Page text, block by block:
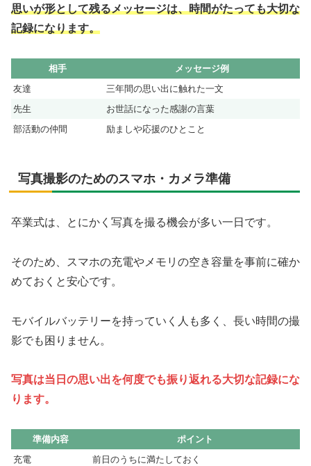
思いが形として残るメッセージは、時間がたっても大切な
記録になります。
相手
メッセージ例
友達
三年間の思い出に触れた一文
先生
お世話になった感謝の言葉
部活動の仲間
励ましや応援のひとこと
写真撮影のためのスマホ・カメラ準備
卒業式は、とにかく写真を撮る機会が多い一日です。
そのため、スマホの充電やメモリの空き容量を事前に確か
めておくと安心です。
モバイルバッテリーを持っていく人も多く、長い時間の撮
影でも困りません。
写真は当日の思い出を何度でも振り返れる大切な記録にな
ります。
準備内容
ポイント
充電
前日のうちに満たしておく